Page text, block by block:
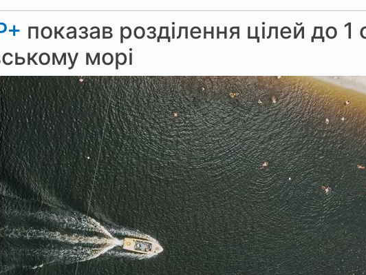
показав розділення цілей до 1
морі